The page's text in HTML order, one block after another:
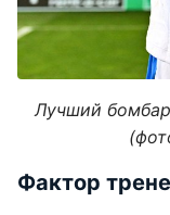
Лучший
Фактор